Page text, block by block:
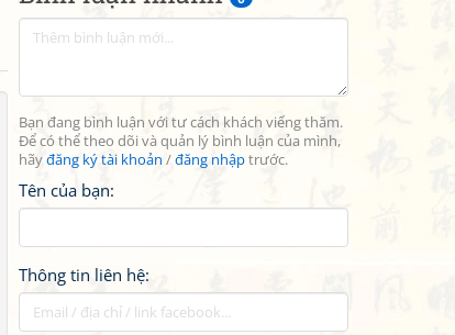
Bạn đang bình luận với tư cách khách viếng thăm.
Để có thể theo dõi và quản lý bình luận của mình,
hãyđăng ký tài khoản /đăng nhậptrước.
Tên của bạn:
Thông tin liên hệ: